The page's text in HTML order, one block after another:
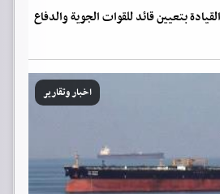
بتعيين قائد للقوات الجوية والدفاع
اخبار وتقارير